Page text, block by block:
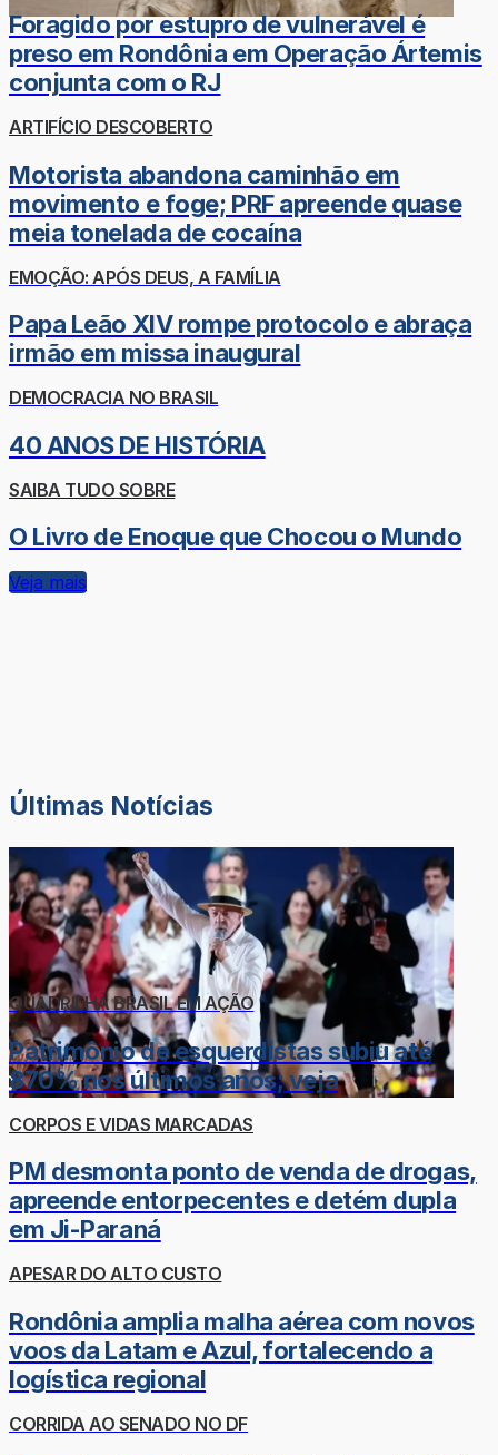
Foragido por estupro de vulnerável é
preso em Rondônia em Operação Ártemis
conjunta com o RJ
ARTIFÍCIO DESCOBERTO
Motorista abandona caminhão em
movimento e foge; PRF apreende quase
meia tonelada de cocaína
EMOÇÃO: APÓS DEUS, A FAMÍLIA
Papa Leão XIV rompe protocolo e abraça
irmão em missa inaugural
DEMOCRACIA NO BRASIL
40 ANOS DE HISTÓRIA
SAIBA TUDO SOBRE
O Livro de Enoque que Chocou o Mundo
Veja mais
Últimas Notícias
QUADRILHA BRASIL EM AÇÃO
Patrimônio de esquerdistas subiu até
870% nos últimos anos; veja
CORPOS E VIDAS MARCADAS
PM desmonta ponto de venda de drogas,
apreende entorpecentes e detém dupla
em Ji-Paraná
APESAR DO ALTO CUSTO
Rondônia amplia malha aérea com novos
voos da Latam e Azul, fortalecendo a
logística regional
CORRIDA AO SENADO NO DF